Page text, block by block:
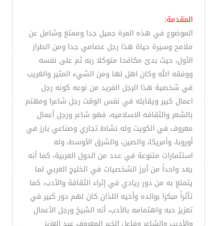
المقدمة:
الموضوع في هذه المرة جميل جدا وممتع وشامل عن
ملامح وسيرة حياة هذا رجل عصامي جدا ومن الطراز
الأول، حيث بدئ مكافحا متوكلا ربه ثم على نفسه
ووفقه الله وكان اهل لها ومن الشيء المثير والغريب
في شخصية هذا الرجل الفريد من نوعه كونه رجل
اعمال كبير ويقابله في نفس الوقت رجل شاعرا ومهتم
بالشعر والثقافه الاسلاميه، فهو شاعر ورجل أعمال
معروف في الكويت وله نشاط تجاري وصناعي بارز في
أوروبا، وأمريكا، والصين، والشرق الأوسط، وله
استثمارات متنوعة في عدد من الدول العربية، كما أنه
يعد واحداً من أبرز الشخصيات في الخليج العربي لما
يتمتع به من دور ريادي في إثراء الثقافة والأدب، كما
تأثراً مبكرا بوالده وأخيه اللذان كان لهم دور كبير في
تعزيز حبه واهتمامه بالأدب، أنه الشيخ ورجل الأعمال